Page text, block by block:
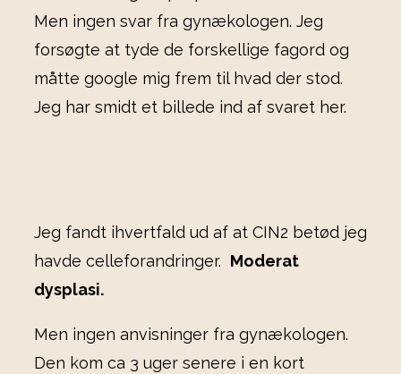
Men ingen svar fra gynækologen. Jeg
forsøgte at tyde de forskellige fagord og
måtte google mig frem til hvad der stod.
Jeg har smidt et billede ind af svaret her.
Jeg fandt ihvertfald ud af at CIN2 betød jeg
havde celleforandringer. Moderat
dysplasi.
Men ingen anvisninger fra gynækologen.
Den kom ca 3 uger senere i en kort